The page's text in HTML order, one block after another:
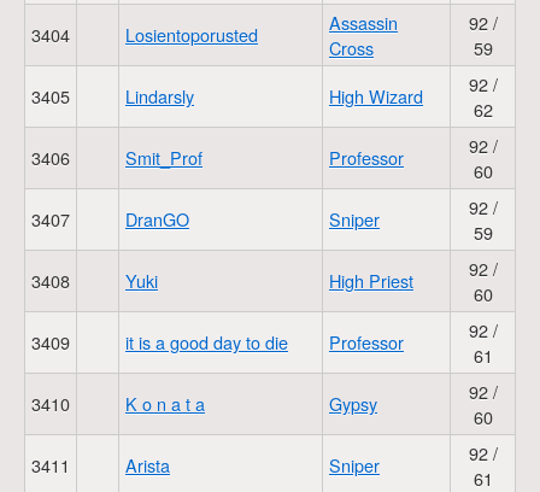
3404
Losientoporusted
Assassin
Cross
92 /
59
3405
Lindarsly High Wizard
92 /
62
3406
Smit_Prof Professor
92 /
60
3407
DranGO Sniper
92 /
59
3408
Yuki High Priest
92 /
60
3409
it is a good day to die Professor
92 /
61
3410
K o n a t a Gypsy
92 /
60
3411
Arista Sniper
92 /
61